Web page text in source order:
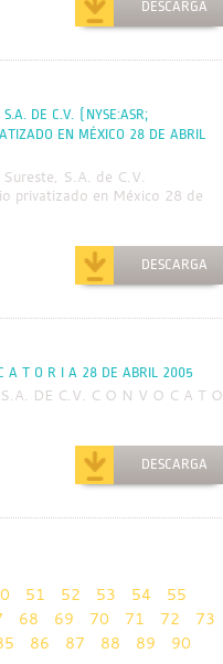
DESCARGA
S.A. DE C.V. (NYSE:ASR;
EN MÉXICO 28 DE ABRIL
S.A. de C.V.
privatizado en México 28 de
DESCARGA
C A T O R I A 28 DE ABRIL 2005
DE C.V. C O N V O C A T O
DESCARGA
51 52 53 54
55
68 69 70 71 72
73
86 87 88 89
90